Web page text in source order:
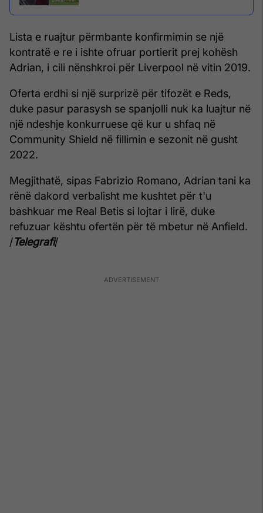
Lista e ruajtur përmbante konfirmimin se një
kontratë e re i ishte ofruar portierit prej kohësh
Adrian, i cili nënshkroi për Liverpool në vitin 2019.
Oferta erdhi si një surprizë për tifozët e Reds,
duke pasur parasysh se spanjolli nuk ka luajtur në
një ndeshje konkurruese që kur u shfaq në
Community Shield në fillimin e sezonit në gusht
2022.
Megjithatë, sipas Fabrizio Romano, Adrian tani ka
rënë dakord verbalisht me kushtet për t'u
bashkuar me Real Betis si lojtar i lirë, duke
refuzuar kështu ofertën për të mbetur në Anfield.
/Telegrafi/